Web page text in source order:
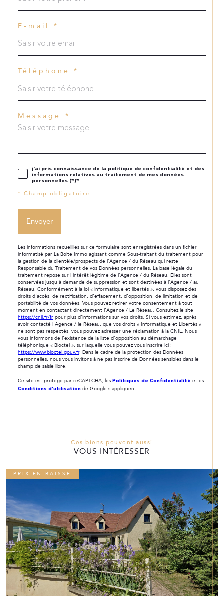
E-mail *
Téléphone *
Message *
j'ai pris connaissance de la politique de confidentialité et des
informations relatives au traitement de mes données
personnelles (*)*
* Champ obligatoire
Envoyer
Les informations recueillies sur ce formulaire sont enregistrées dans un fichier
informatisé par La Boite Immo agissant comme Sous-traitant du traitement pour
la gestion de la clientèle/prospects de l'Agence / du Réseau qui reste
Responsable du Traitement de vos Données personnelles. La base légale du
traitement repose sur l'intérêt légitime de l'Agence / du Réseau. Elles sont
conservées jusqu'à demande de suppression et sont destinées à l'Agence / au
Réseau. Conformément à la loi « informatique et libertés », vous disposez des
droits d’accès, de rectification, d’effacement, d’opposition, de limitation et de
portabilité de vos données. Vous pouvez retirer votre consentement à tout
moment en contactant directement l’Agence / Le Réseau. Consultez le site
https://cnil.fr/fr pour plus d’informations sur vos droits. Si vous estimez, après
avoir contacté l'Agence / le Réseau, que vos droits « Informatique et Libertés »
ne sont pas respectés, vous pouvez adresser une réclamation à la CNIL. Nous
vous informons de l’existence de la liste d'opposition au démarchage
téléphonique « Bloctel », sur laquelle vous pouvez vous inscrire ici :
https://www.bloctel.gouv.fr. Dans le cadre de la protection des Données
personnelles, nous vous invitons à ne pas inscrire de Données sensibles dans le
champ de saisie libre.
Ce site est protégé par reCAPTCHA, les Politiques de Confidentialité et es
Conditions d'utilisation de Google s'appliquent.
Ces biens peuvent aussi
VOUS INTÉRESSER
PRIX EN BAISSE